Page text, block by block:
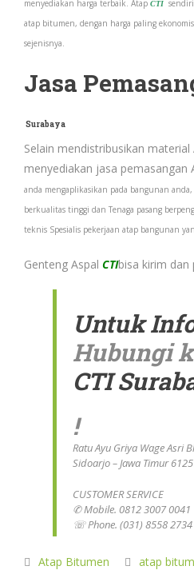
menyediakan harga terbaik. Atap CTI
atap bitumen, dengan harga paling
sejenisnya.
Jasa
Surabaya
Selain mendistribusikan material
menyediakan jasa pemasangan
anda mengaplikasikan pada bangunan
berkualitas tinggi dan Tenaga pasang
teknis Spesialis pekerjaan atap bangunan
Genteng Aspal CTIbisa kirim dan
Untuk
Hubungi
CTI
!
Ratu Ayu Griya Wage Asri
Sidoarjo – Jawa Timur
CUSTOMER SERVICE
✆ Mobile. 0812 3007 0041
☏ Phone. (031) 8558
Atap Bitumen atap